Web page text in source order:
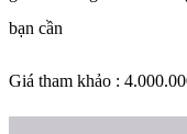
bạn cần
Giá tham khảo :